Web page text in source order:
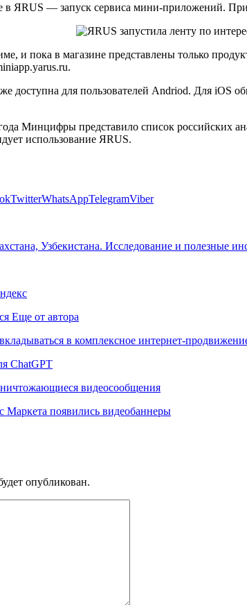
ЯRUS — запуск сервиса мини-приложений.
и пока в магазине представлены только
доступна для пользователей Andriod. Для iOS
Минцифры представило список российских
использование ЯRUS.
TwitterWhatsAppTelegramViber
Узбекистана. Исследование и полезные
Еще от автора
в комплексное интернет-
ChatGPT
видеосообщения
Маркета появились видеобаннеры
опубликован.